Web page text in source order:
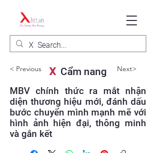
< Previous XCẩm nang Next>
MBV chính thức ra mắt nhận
diện thương hiệu mới, đánh dấu
bước chuyển mình mạnh mẽ với
hình ảnh hiện đại, thông minh
và gắn kết